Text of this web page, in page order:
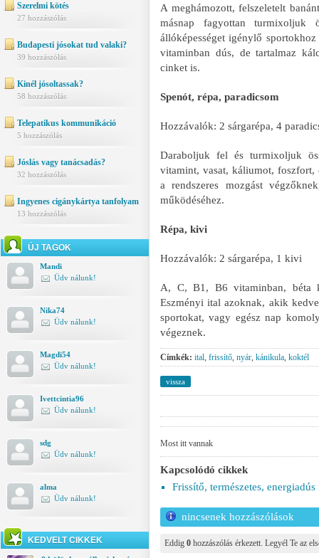
Szerelmi kötés
27 hozzászólás
Budapesti jósokat tud valaki?
39 hozzászólás
Kinél jósoltassak?
58 hozzászólás
Telepatikus kommunikáció
5 hozzászólás
Jóslás vagy tanácsadás?
32 hozzászólás
Ingyenes cigánykártya tanfolyam
13 hozzászólás
ÚJ TAGOK
Mandi
Üdv nálunk!
Nika74
Üdv nálunk!
Magdi54
Üdv nálunk!
Ivettcintia96
Üdv nálunk!
sdg
Üdv nálunk!
alma
Üdv nálunk!
KEDVELT CIKKEK
A meghámozott, felszeletelt
másnap fagyottan
állóképességet igénylő
vitaminban dús, de tartalmaz
cinket is.
Spenót, répa, paradicsom
Hozzávalók: 2 sárgarépa, 4
Daraboljuk fel és turmixoljuk
vitamint, vasat, káliumot, foszfort,
a rendszeres mozgást
működéséhez.
Répa, kivi
Hozzávalók: 2 sárgarépa, 1 kivi
A, C, B1, B6 vitaminban, béta
Eszményi ital azoknak, akik
sportokat, vagy egész nap
végeznek.
Címkék: ital, frissítő, nyár, kánikula, koktél
vissza
Most itt vannak
Kapcsolódó cikkek
Frissítő, természetes,
nincsenek hozzászólások
Eddig 0 hozzászólás érkezett. Legyél Te az